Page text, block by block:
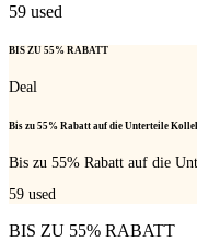
59 used
BIS ZU 55% RABATT
Deal
Bis zu 55% Rabatt auf die Unterteile
Bis zu 55% Rabatt auf die
59 used
BIS ZU 55% RABATT